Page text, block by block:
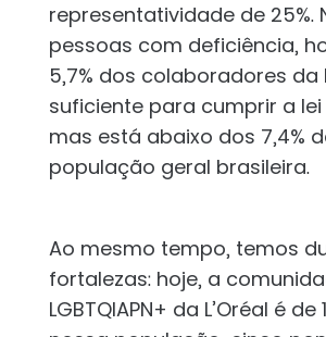
representatividade de 25%.
pessoas com deficiência,
5,7% dos colaboradores da
suficiente para cumprir a
mas está abaixo dos 7,4%
população geral brasileira.
Ao mesmo tempo, temos
fortalezas: hoje, a
LGBTQIAPN+ da L’Oréal é de